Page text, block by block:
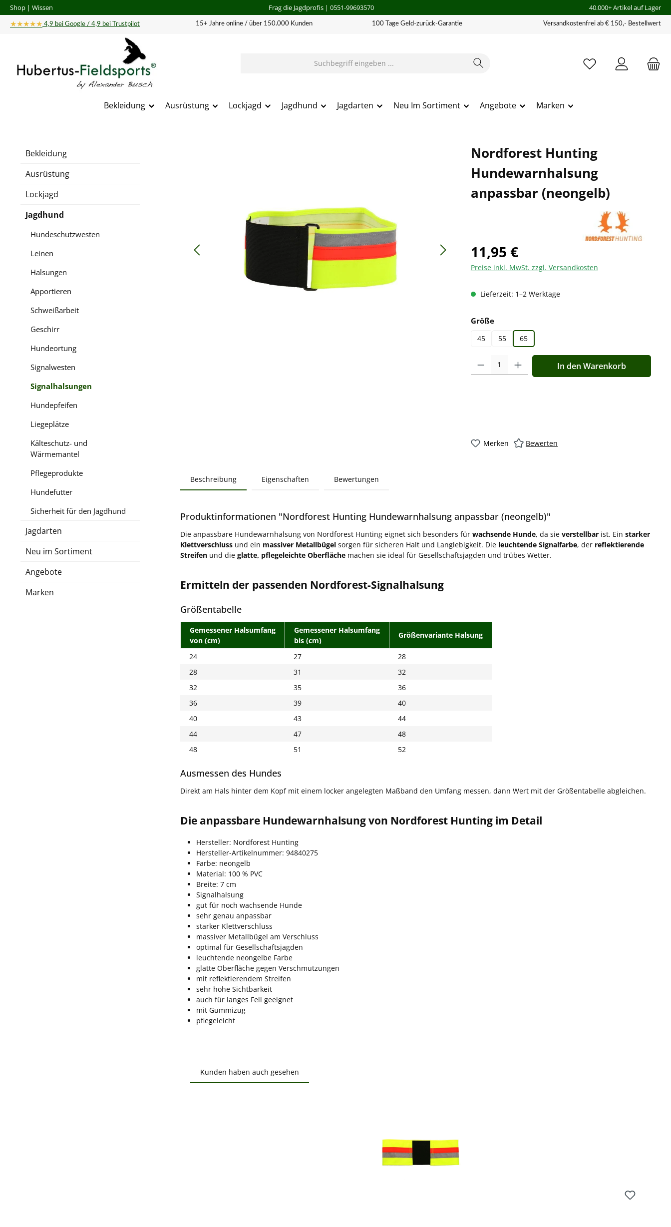
Hauptinhalt springen
Zur Suche springen
Zur Hauptnavigation springen
Shop | Wissen Frag die Jagdprofis| 0551-99693570 40.000+ Artikel auf Lager
★★★★★ 4,9 bei Google / 4,9 bei Trustpilot 15+ Jahre online / über 150.000 Kunden 100 Tage Geld-zurück-Garantie Versandkostenfrei ab € 150,- Bestellwert
Bekleidung Ausrüstung Lockjagd Jagdhund Jagdarten Neu Im Sortiment Angebote Marken
Bekleidung
Ausrüstung
Lockjagd
Jagdhund
Hundeschutzwesten
Leinen
Halsungen
Apportieren
Schweißarbeit
Geschirr
Hundeortung
Signalwesten
Signalhalsungen
Hundepfeifen
Liegeplätze
Kälteschutz- und
Wärmemantel
Pflegeprodukte
Hundefutter
Sicherheit für den Jagdhund
Jagdarten
Neu im Sortiment
Angebote
Marken
Nordforest Hunting
Hundewarnhalsung
anpassbar (neongelb)
11,95 €
Preise inkl. MwSt. zzgl. Versandkosten
Lieferzeit: 1–2 Werktage
Größeauswählen
45 55 65
Produkt Anzahl: Gib den gewünschten Wert ein oder
In den Warenkorb
Merken Bewerten
Beschreibung Eigenschaften Bewertungen
Produktinformationen "Nordforest Hunting Hundewarnhalsung anpassbar (neongelb)"
Die anpassbare Hundewarnhalsung von Nordforest Hunting eignet sich besonders für wachsende Hunde, da sie verstellbar ist. Ein starker
Klettverschluss und ein massiver Metallbügel sorgen für sicheren Halt und Langlebigkeit. Die leuchtende Signalfarbe, der reflektierende
Streifen und die glatte, pflegeleichte Oberfläche machen sie ideal für Gesellschaftsjagden und trübes Wetter.
Ermitteln der passenden Nordforest-Signalhalsung
Größentabelle
Gemessener Halsumfang
von (cm)
Gemessener Halsumfang
bis (cm)
Größenvariante Halsung
24 27
28
28
31
32
32
35
36
36
39
40
40
43
44
44
47
48
48
51 52
Ausmessen des Hundes
Direkt am Hals hinter dem Kopf mit einem locker angelegten Maßband den Umfang messen, dann Wert mit der Größentabelle abgleichen.
Die anpassbare Hundewarnhalsung von Nordforest Hunting im Detail
Hersteller: Nordforest Hunting
Hersteller-Artikelnummer: 94840275
Farbe: neongelb
Material: 100 % PVC
Breite: 7 cm
Signalhalsung
gut für noch wachsende Hunde
sehr genau anpassbar
starker Klettverschluss
massiver Metallbügel am Verschluss
optimal für Gesellschaftsjagden
leuchtende neongelbe Farbe
glatte Oberfläche gegen Verschmutzungen
mit reflektierendem Streifen
sehr hohe Sichtbarkeit
auch für langes Fell geeignet
mit Gummizug
pflegeleicht
Kunden haben auch gesehen